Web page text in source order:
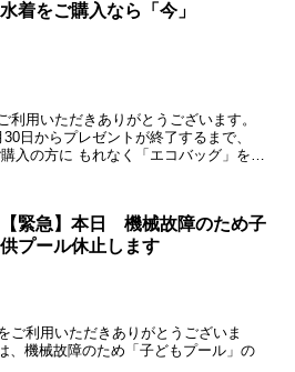
水着をご購入なら「今」
利用いただきありがとうございます。
日からプレゼントが終了するまで、
入の方に もれなく「エコバッグ」をプ
【緊急】本日 機械故障のため子
供プール休止します
ご利用いただきありがとうございま
機械故障のため「子どもプール」の